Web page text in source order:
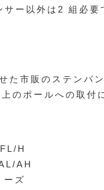
ー以外は2 組必要
た市販のステンバ
のポールへの取付
H
AH
ズ